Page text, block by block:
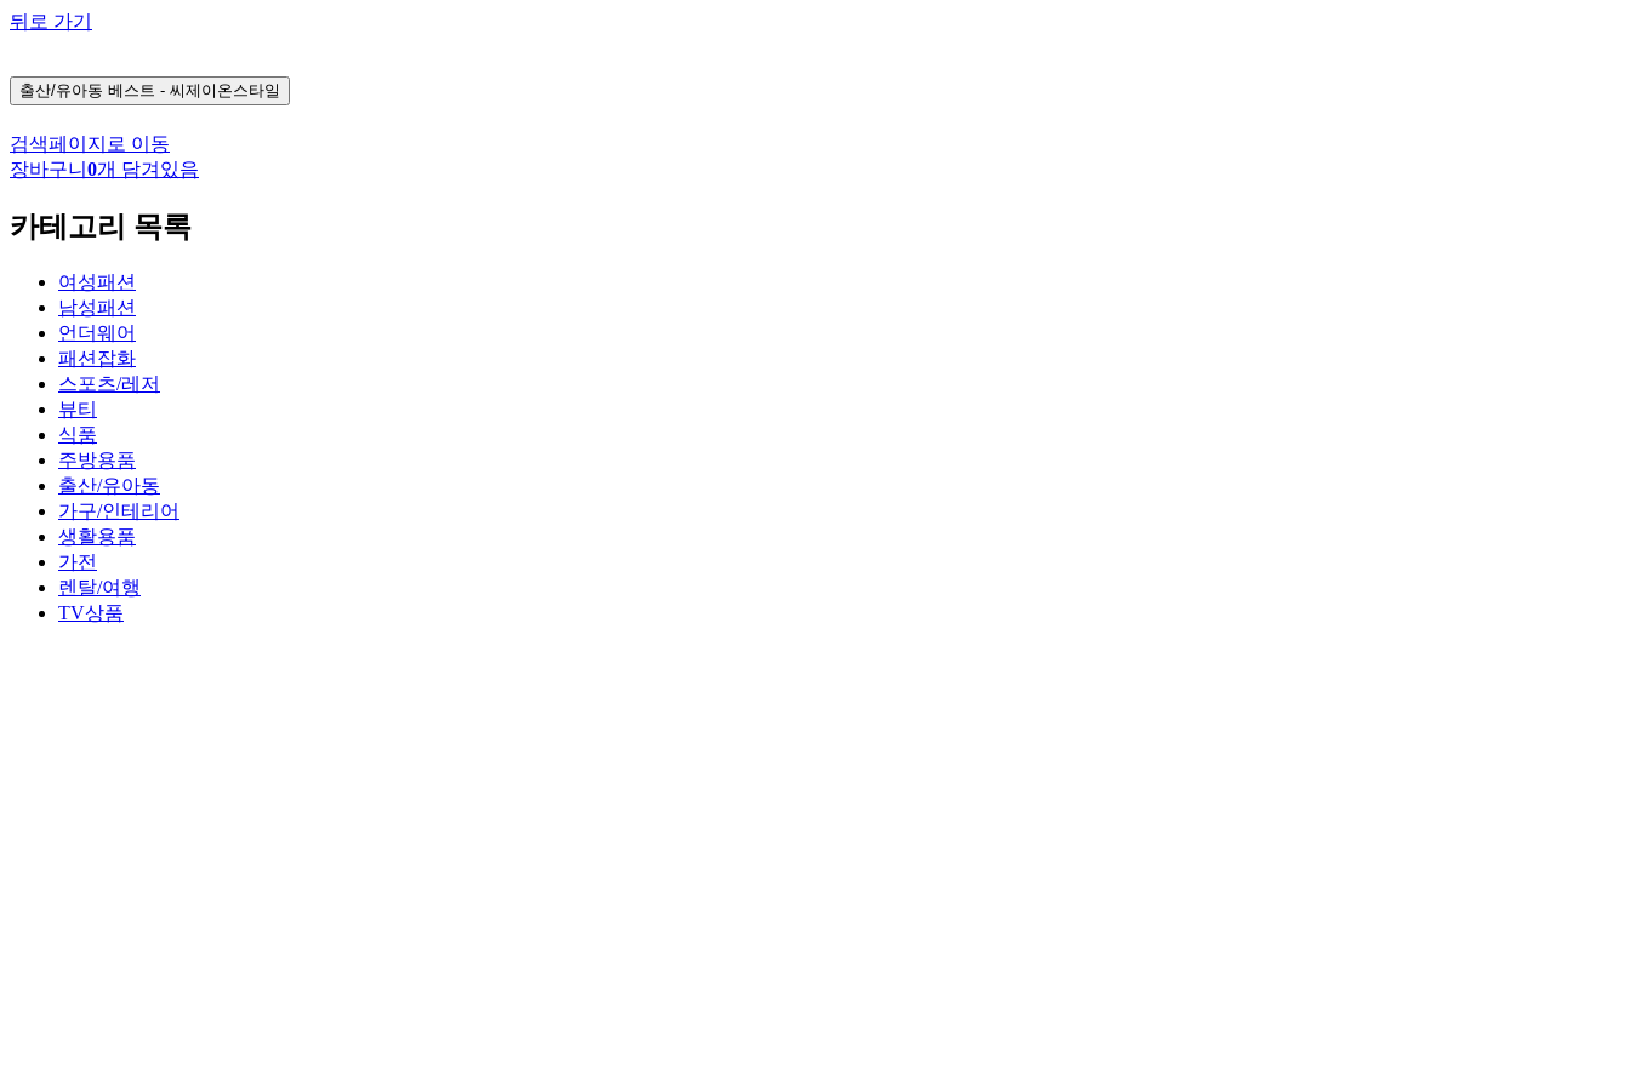
뒤로 가기
출산/유아동 베스트 - 씨제이온스타일
검색페이지로 이동
장바구니 0개 담겨있음
카테고리 목록
여성패션
남성패션
언더웨어
패션잡화
스포츠/레저
뷰티
식품
주방용품
출산/유아동
가구/인테리어
생활용품
가전
렌탈/여행
TV상품